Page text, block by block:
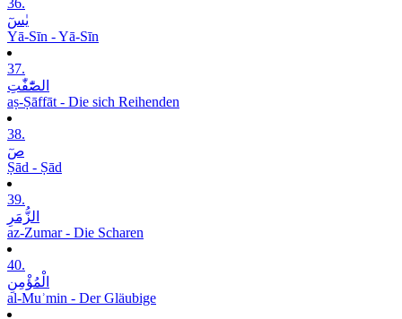
36.
یٰسٓ
Yā-Sīn - Yā-Sīn
37.
الصّٰٓفّٰتِ
aṣ-Ṣāffāt - Die sich Reihenden
38.
صٓ
Ṣād - Ṣād
39.
الزُّمَرِ
az-Zumar - Die Scharen
40.
الْمُؤْمِنِ
al-Muʾmin - Der Gläubige